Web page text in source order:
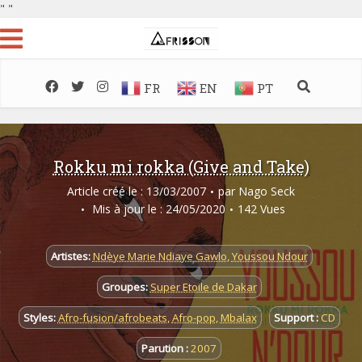
" "
FR EN PT
Rokku mi rokka (Give and Take)
Article créé le : 13/03/2007 par Nago Seck
Mis à jour le : 24/05/2020
142 Vues
Artistes:Ndèye Marie Ndiaye Gawlo,Youssou Ndour
Groupes: Super Etoile de Dakar
Styles:Afro-fusion/afrobeats,Afro-pop,Mbalax Support :CD
Parution :2007